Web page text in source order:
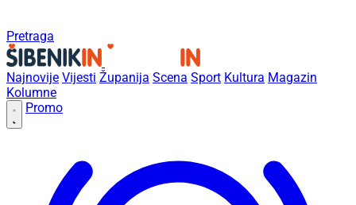
Pretraga
Najnovije Vijesti Županija Scena Sport Kultura Magazin
Kolumne
Promo